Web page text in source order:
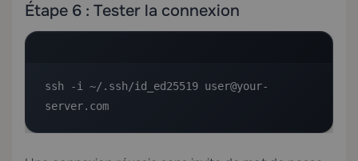
Étape 6 : Tester la connexion
ssh -i ~/.ssh/id_ed25519 user@your-
server.com